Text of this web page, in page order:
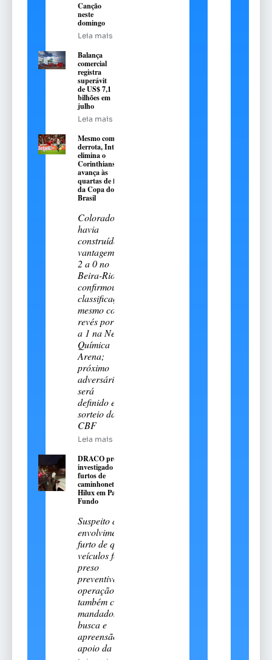
Canção
neste
domingo
Leia mais
Balança
comercial
registra
superávit
de US$ 7,1
bilhões em
julho
Leia mais
Mesmo com
derrota, Inter
elimina o
Corinthians e
avança às
quartas de final
da Copa do
Brasil
Colorado
havia
construído
vantagem de
2 a 0 no
Beira-Rio e
confirmou a
classificação
mesmo com
revés por 2
a 1 na Neo
Química
Arena;
próximo
adversário
será
definido em
sorteio da
CBF
Leia mais
DRACO prende
investigado por
furtos de
caminhonetes Toyota
Hilux em Passo
Fundo
Suspeito de
envolvimento no
furto de quatro
veículos foi
preso
preventivamente;
operação
também cumpriu
mandados de
busca e
apreensão com
apoio da DHPP